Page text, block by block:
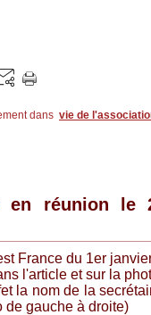
dans vie de
en réunion le
France du 1er
l'article et sur la
la nom de la
gauche à droite)